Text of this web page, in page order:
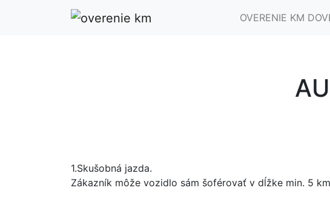
OVERENIE KM
1.Skušobná jazda.
Zákazník môže vozidlo sám šoférovať v dĺžke min. 5